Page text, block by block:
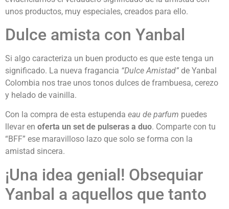
unos productos, muy especiales, creados para ello.
Dulce amista con Yanbal
Si algo caracteriza un buen producto es que este tenga un
significado. La nueva fragancia “Dulce Amistad” de Yanbal
Colombia nos trae unos tonos dulces de frambuesa, cerezo
y helado de vainilla.
Con la compra de esta estupenda eau de parfum puedes
llevar en oferta un set de pulseras a duo. Comparte con tu
“BFF” ese maravilloso lazo que solo se forma con la
amistad sincera.
¡Una idea genial! Obsequiar
Yanbal a aquellos que tanto